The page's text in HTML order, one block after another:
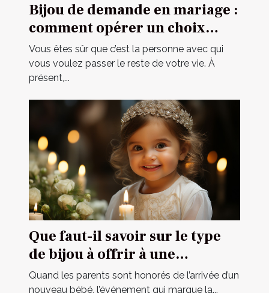
Bijou de demande en mariage :
comment opérer un choix
parfait ?
Vous êtes sûr que c’est la personne avec qui
vous voulez passer le reste de votre vie. À
présent,...
Que faut-il savoir sur le type
de bijou à offrir à une
cérémonie de baptême ?
Quand les parents sont honorés de l’arrivée d’un
nouveau bébé, l’événement qui marque la...